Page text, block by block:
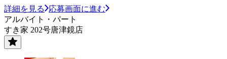
詳細を見る
応募画面に進む
アルバイト・パート
すき家 202号唐津鏡店